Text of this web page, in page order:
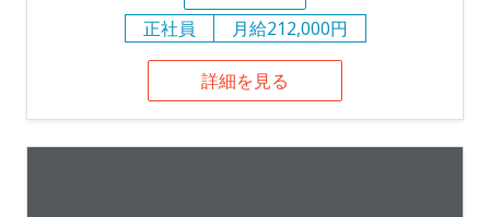
正社員
月給212,000円
詳細を見る